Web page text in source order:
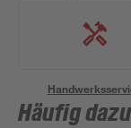
Häufig